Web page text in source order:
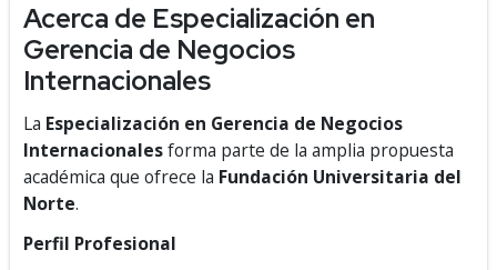
Acerca de Especialización en
Gerencia de Negocios
Internacionales
La Especialización en Gerencia de Negocios
Internacionalesforma parte de la amplia propuesta
académica que ofrece la Fundación Universitaria del
Norte.
Perfil Profesional